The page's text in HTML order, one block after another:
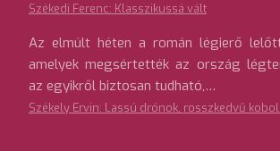
Székedi Ferenc: Klasszikussá vált
Az elmúlt héten a román légierő
amelyek megsértették az ország
az egyikről biztosan tudható,…
Székely Ervin: Lassú drónok, rosszkedvű